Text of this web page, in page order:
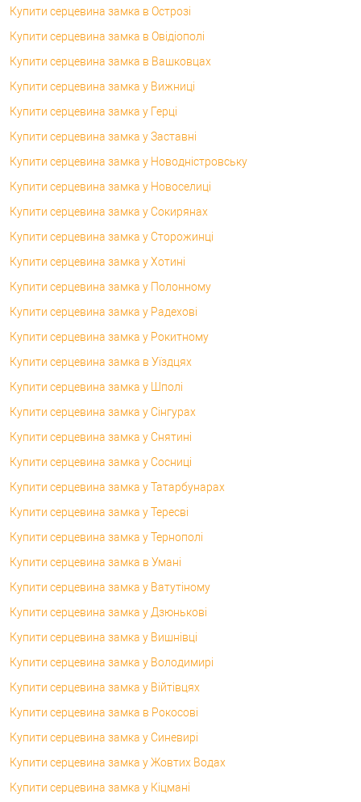
Купити серцевина замка в Острозі
Купити серцевина замка в Овідіополі
Купити серцевина замка в Вашковцах
Купити серцевина замка у Вижниці
Купити серцевина замка у Герці
Купити серцевина замка у Заставні
Купити серцевина замка у Новодністровську
Купити серцевина замка у Новоселиці
Купити серцевина замка у Сокирянах
Купити серцевина замка у Сторожинці
Купити серцевина замка у Хотині
Купити серцевина замка у Полонному
Купити серцевина замка у Радехові
Купити серцевина замка у Рокитному
Купити серцевина замка в Уїздцях
Купити серцевина замка у Шполі
Купити серцевина замка у Сінгурах
Купити серцевина замка у Снятині
Купити серцевина замка у Сосниці
Купити серцевина замка у Татарбунарах
Купити серцевина замка у Тересві
Купити серцевина замка у Тернополі
Купити серцевина замка в Умані
Купити серцевина замка у Ватутіному
Купити серцевина замка у Дзюнькові
Купити серцевина замка у Вишнівці
Купити серцевина замка у Володимирі
Купити серцевина замка у Війтівцях
Купити серцевина замка в Рокосові
Купити серцевина замка у Синевирі
Купити серцевина замка у Жовтих Водах
Купити серцевина замка у Кіцмані